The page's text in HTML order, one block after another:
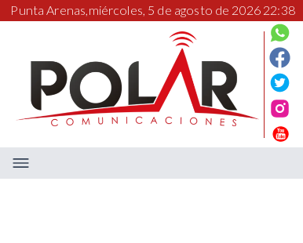
Punta Arenas,miércoles, 5 de agosto de 2026 22:38